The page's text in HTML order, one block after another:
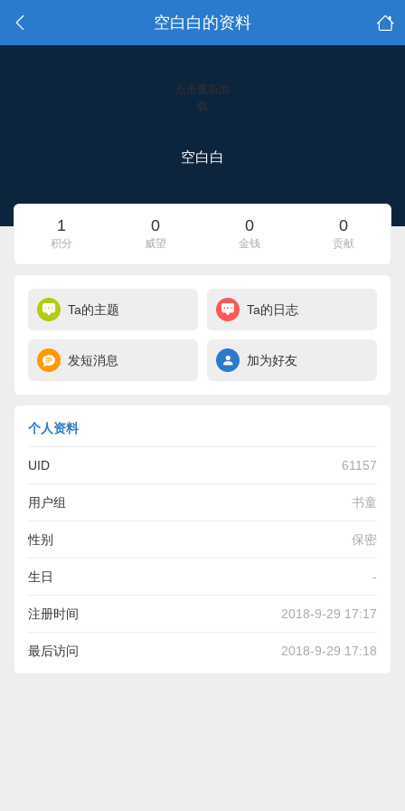
空白白的资料
点击重新加
载
空白白
1
积分
0
威望
0
金钱
0
贡献
Ta的主题 Ta的日志
发短消息 加为好友
个人资料
UID 61157
用户组 书童
性别 保密
生日 -
注册时间 2018-9-29 17:17
最后访问 2018-9-29 17:18